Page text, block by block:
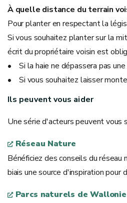
À quelle distance du terrain
Pour planter en respectant la
Si vous souhaitez planter sur la
écrit du propriétaire voisin est
• Si la haie ne dépassera pas
• Si vous souhaitez laisser
Ils peuvent vous aider
Une série d'acteurs peuvent vous
Réseau Nature
Bénéficiez des conseils du
biais une source d'inspiration pour
Parcs naturels de Wallonie